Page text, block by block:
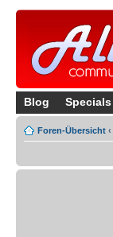
Blog Specials
Foren-Übersicht ‹